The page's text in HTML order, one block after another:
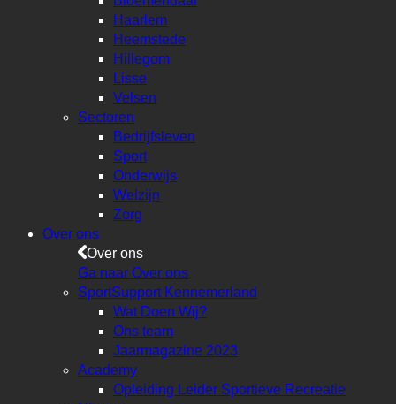
Haarlem
Heemstede
Hillegom
Lisse
Velsen
Sectoren
Bedrijfsleven
Sport
Onderwijs
Welzijn
Zorg
Over ons
Over ons
Ga naar Over ons
SportSupport Kennemerland
Wat Doen Wij?
Ons team
Jaarmagazine 2023
Academy
Opleiding Leider Sportieve Recreatie